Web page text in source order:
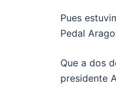
Pues
Pedal
Que a dos
presidente